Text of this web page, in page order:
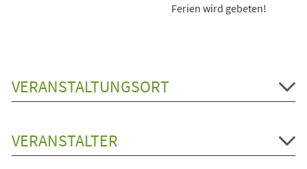
Ferien wird gebeten!
VERANSTALTUNGSORT
VERANSTALTER